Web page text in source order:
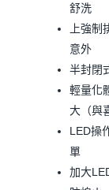
舒洗
上強
意外
半封閉
輕量化
大（與
LED操
單
加大